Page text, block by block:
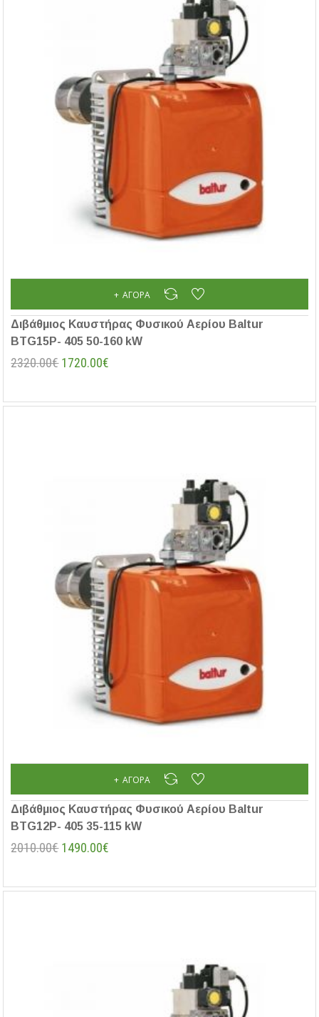
Διβάθμιος Καυστήρας Φυσικού Αερίου Baltur
BTG15P- 405 50-160 kW
2320.00€ 1720.00€
ΑΓΟΡΆ
Διβάθμιος Καυστήρας Φυσικού Αερίου Baltur
BTG12P- 405 35-115 kW
2010.00€ 1490.00€
ΑΓΟΡΆ